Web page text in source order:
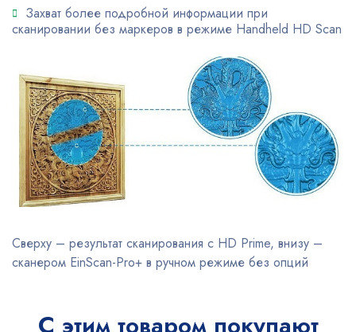
Захват более подробной информации при
сканировании без маркеров в режиме Handheld HD Scan
Сверху – результат сканирования с HD Prime, внизу –
сканером EinScan-Pro+ в ручном режиме без опций